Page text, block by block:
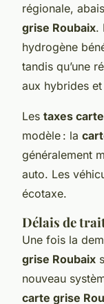
régionale,
grise Roubaix.
hydrogène
tandis qu’une
aux hybrides et
Les taxes
modèle : la
généralement
auto. Les
écotaxe.
Délais de
Une fois la
grise Roubaix
nouveau
carte grise